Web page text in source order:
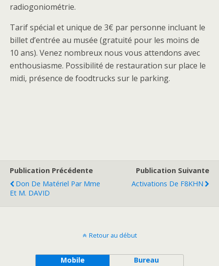
radiogoniométrie.
Tarif spécial et unique de 3€ par personne incluant le
billet d’entrée au musée (gratuité pour les moins de
10 ans). Venez nombreux nous vous attendons avec
enthousiasme. Possibilité de restauration sur place le
midi, présence de foodtrucks sur le parking.
Publication Précédente
Don De Matériel Par Mme
Et M. DAVID
Publication Suivante
Activations De F8KHN
Retour au début
Mobile Bureau